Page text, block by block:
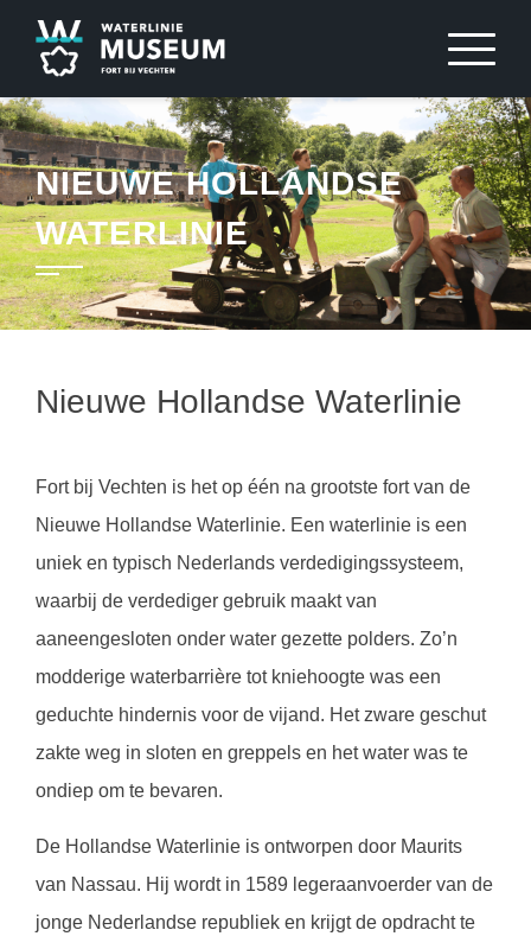
en
ga
naar
inhoud
NIEUWE HOLLANDSE
WATERLINIE
Nieuwe Hollandse Waterlinie
Fort bij Vechten is het op één na grootste fort van de
Nieuwe Hollandse Waterlinie. Een waterlinie is een
uniek en typisch Nederlands verdedigingssysteem,
waarbij de verdediger gebruik maakt van
aaneengesloten onder water gezette polders. Zo’n
modderige waterbarrière tot kniehoogte was een
geduchte hindernis voor de vijand. Het zware geschut
zakte weg in sloten en greppels en het water was te
ondiep om te bevaren.
De Hollandse Waterlinie is ontworpen door Maurits
van Nassau. Hij wordt in 1589 legeraanvoerder van de
jonge Nederlandse republiek en krijgt de opdracht te